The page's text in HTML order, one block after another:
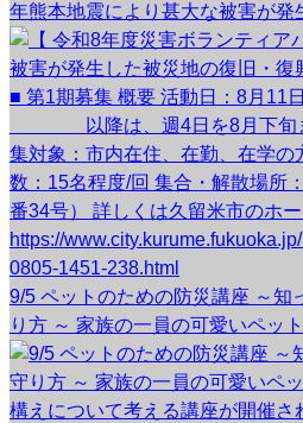
年熊本地震により甚大な被害が発
9/5 ペットのための防災講座 ～知
り方 ～ 家族の一員の可愛いペット